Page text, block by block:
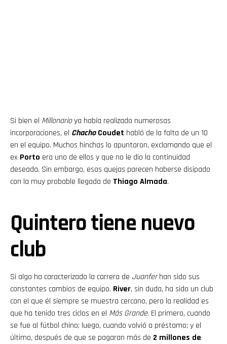
Si bien el Millonarioya había realizado numerosas
incorporaciones, el ChachoCoudet habló de la falta de un 10
en el equipo. Muchos hinchas lo apuntaron, exclamando que el
ex Porto era uno de ellos y que no le dio la continuidad
deseada. Sin embargo, esas quejas parecen haberse disipado
con la muy probable llegada de Thiago Almada.
Quintero tiene nuevo
club
Si algo ha caracterizado la carrera de Juanferhan sido sus
constantes cambios de equipo. River, sin duda, ha sido un club
con el que él siempre se muestra cercano, pero la realidad es
que ha tenido tres ciclos en el Más Grande. El primero, cuando
se fue al fútbol chino; luego, cuando volvió a préstamo; y el
último, después de que se pagaran más de 2 millones de